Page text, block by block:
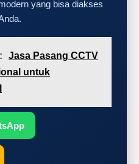
yang bisa diakses
Jasa Pasang CCTV
untuk